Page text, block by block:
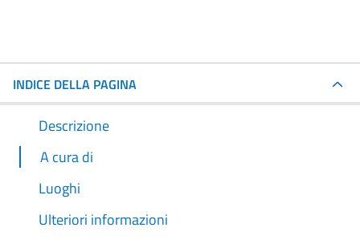
INDICE DELLA PAGINA
Descrizione
A cura di
Luoghi
Ulteriori informazioni